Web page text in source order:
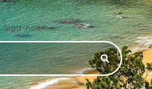
Siga-nos